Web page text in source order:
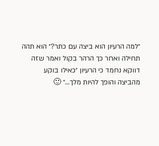
״למה הרעיון הוא ביצה עם כתר?״ הוא תהה
תחילה ואחר כך הרהר בקול ואמר שזה
דווקא נחמד כי הרעיון ״כאילו בוקע
מהביצה והופך להיות מלך…״ 🙂